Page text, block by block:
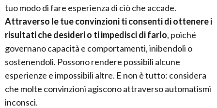
tuo modo di fare esperienza di ciò che accade.
Attraverso le tue convinzioni ti consenti di ottenere i
risultati che desideri o ti impedisci di farlo, poiché
governano capacità e comportamenti, inibendoli o
sostenendoli. Possono rendere possibili alcune
esperienze e impossibili altre. E non è tutto: considera
che molte convinzioni agiscono attraverso automatismi
inconsci.